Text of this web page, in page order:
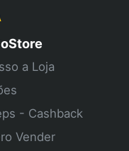
a Loja
- Cashback
Vender